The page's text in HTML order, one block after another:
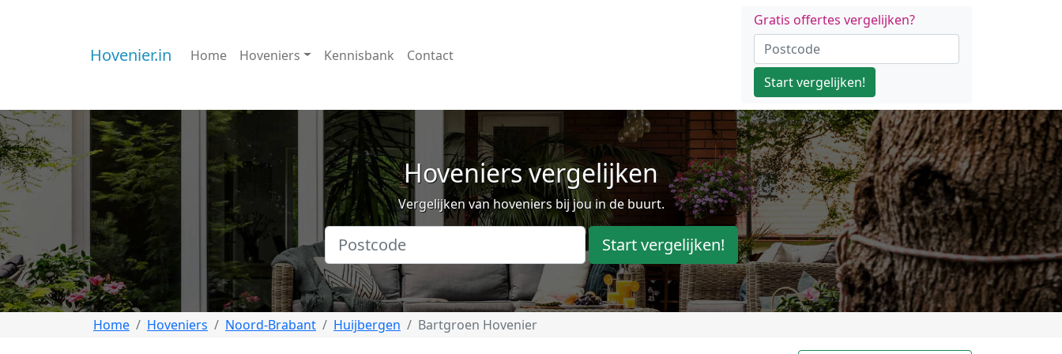
Hovenier.in Home Hoveniers Kennisbank Contact
Gratis offertes vergelijken?
Start vergelijken!
Hoveniers vergelijken
Vergelijken van hoveniers bij jou in de buurt.
Start vergelijken!
Home Hoveniers Noord-Brabant Huijbergen Bartgroen Hovenier